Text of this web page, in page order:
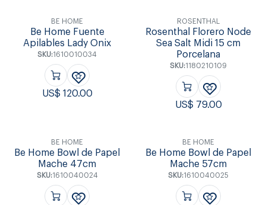
BE HOME
Be Home Fuente
Apilables Lady Onix
SKU:1610010034
US$ 120.00
ROSENTHAL
Rosenthal Florero Node
Sea Salt Midi 15 cm
Porcelana
SKU:1180210109
US$ 79.00
BE HOME
Be Home Bowl de Papel
Mache 47cm
SKU:1610040024
BE HOME
Be Home Bowl de Papel
Mache 57cm
SKU:1610040025